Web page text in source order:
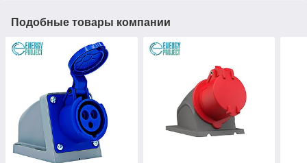
Подобные товары компании